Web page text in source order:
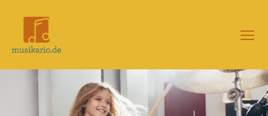
–
Portal
Musikunterricht